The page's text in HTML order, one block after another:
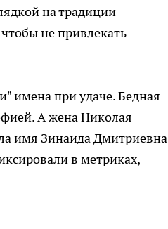
на традиции —
не привлекать
имена при удаче. Бедная
А жена Николая
имя Зинаида Дмитриевна
в метриках,